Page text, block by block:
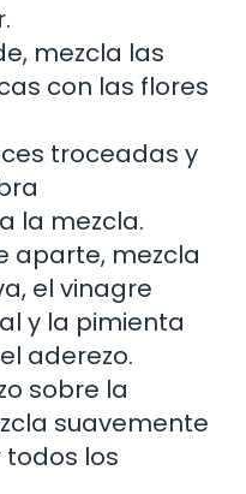
mezcla las
con las flores
troceadas y
la mezcla.
aparte, mezcla
el vinagre
y la pimienta
aderezo.
sobre la
suavemente
los